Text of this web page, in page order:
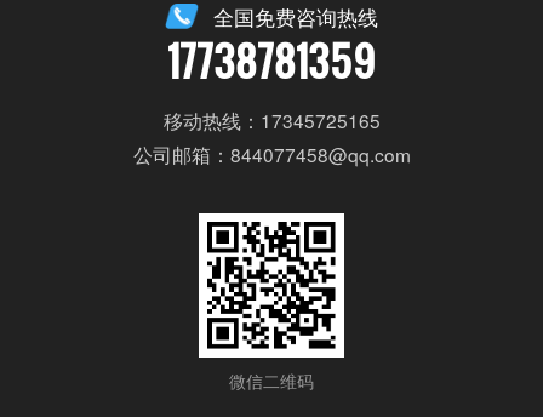
全国免费咨询热线
17738781359
移动热线：17345725165
公司邮箱：844077458@qq.com
微信二维码